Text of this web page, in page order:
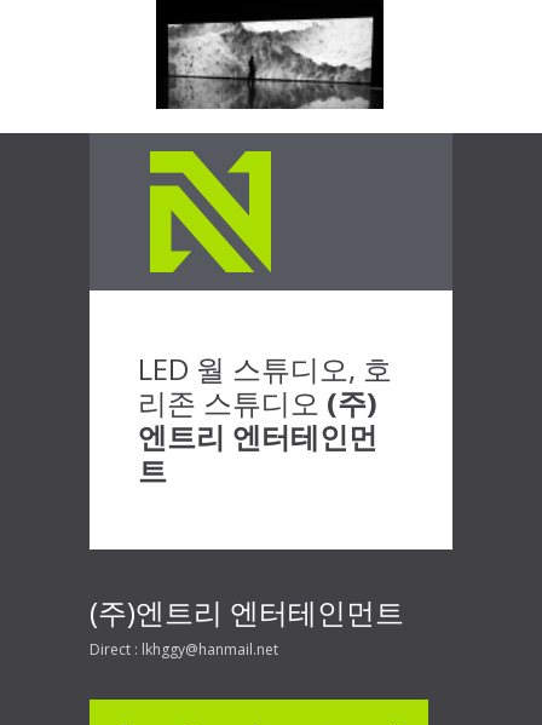
LED 월 스튜디오, 호
리존 스튜디오 (주)
엔트리 엔터테인먼
트
(주)엔트리 엔터테인먼트
Direct : lkhggy@hanmail.net